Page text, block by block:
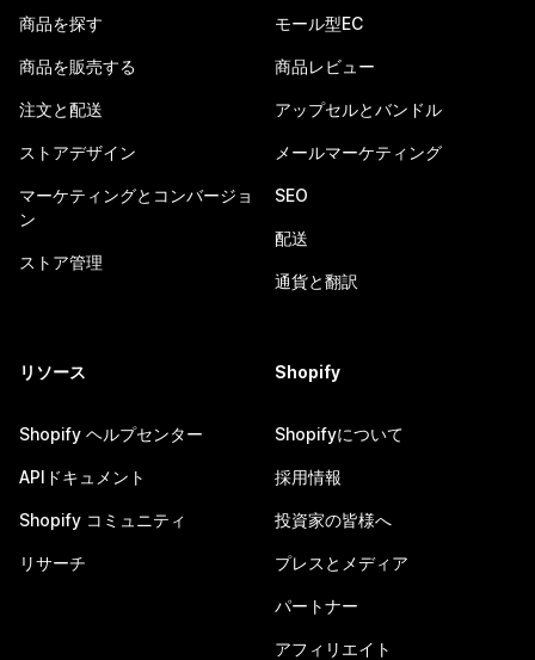
商品を探す
商品を販売する
注文と配送
ストアデザイン
マーケティングとコンバージョ
ン
ストア管理
モール型EC
商品レビュー
アップセルとバンドル
メールマーケティング
SEO
配送
通貨と翻訳
リソース
Shopify ヘルプセンター
APIドキュメント
Shopify コミュニティ
リサーチ
Shopify
Shopifyについて
採用情報
投資家の皆様へ
プレスとメディア
パートナー
アフィリエイト